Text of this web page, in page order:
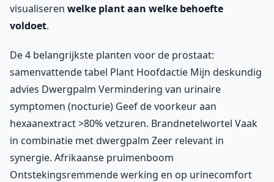
visualiseren welke plant aan welke behoefte
voldoet.
De 4 belangrijkste planten voor de prostaat:
samenvattende tabel Plant Hoofdactie Mijn deskundig
advies Dwergpalm Vermindering van urinaire
symptomen (nocturie) Geef de voorkeur aan
hexaanextract >80% vetzuren. Brandnetelwortel Vaak
in combinatie met dwergpalm Zeer relevant in
synergie. Afrikaanse pruimenboom
Ontstekingsremmende werking en op urinecomfort